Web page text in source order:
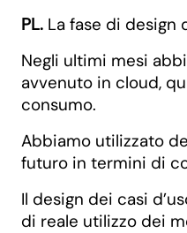
PL. La fase di design
Negli ultimi mesi
avvenuto in cloud,
consumo.
Abbiamo utilizzato
futuro in termini di
Il design dei casi
di reale utilizzo dei